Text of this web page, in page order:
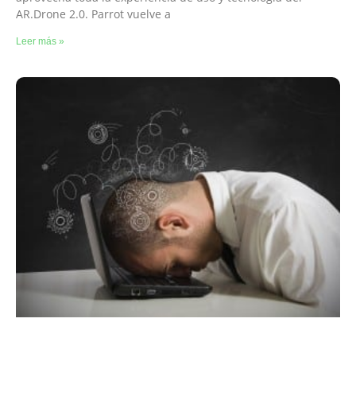
AR.Drone 2.0. Parrot vuelve a
Leer más »